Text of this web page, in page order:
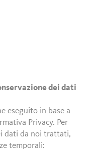
dei dati
eseguito in base a
Privacy. Per
dati da noi trattati,
temporali: